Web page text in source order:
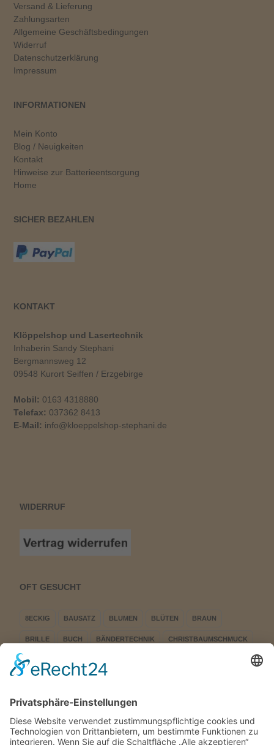
Versand & Lieferung
Zahlungsarten
Allgemeine Geschäftsbedingungen
Widerruf
Datenschutzerklärung
Impressum
INFORMATIONEN
Mein Konto
Blog / Neuigkeiten
Kontakt
Hinweise zur Batterieentsorgung
Home
SICHER BEZAHLEN
KONTAKT
Klöppelshop und Lasertechnik
Inhaberin Sandy Stephani
Bergmannsweg 12
09548 Kurort Seiffen / Erzgebirge
Mobil: 0163 4318880
Telefax: 037362 8413
E-Mail: info@kloeppelshop-stephani.de
WIDERRUF
OFT GESUCHT
8ECKIG BAUSATZ BLUMEN BLÜTEN BRAUN
BRILLE BUCH BÄNDERTECHNIK CHRISTBAUMSCHMUCK
DREIECK
KLÖPPEL-KAUFHAUS KLÖPPELBRIEF
KLÖPPELSHOP KLÖPPELSHOP STEPHANI KLÖPPELSTERN
KURRENDE LED LED DREIECK LED STERN LED